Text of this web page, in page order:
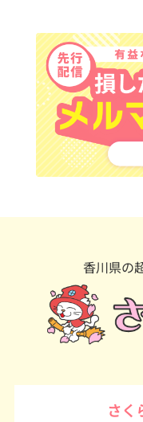
香川県の
さく